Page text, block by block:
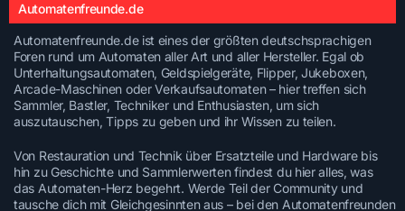
Automatenfreunde.de
Automatenfreunde.de ist eines der größten deutschsprachigen
Foren rund um Automaten aller Art und aller Hersteller. Egal ob
Unterhaltungsautomaten, Geldspielgeräte, Flipper, Jukeboxen,
Arcade-Maschinen oder Verkaufsautomaten – hier treffen sich
Sammler, Bastler, Techniker und Enthusiasten, um sich
auszutauschen, Tipps zu geben und ihr Wissen zu teilen.
Von Restauration und Technik über Ersatzteile und Hardware bis
hin zu Geschichte und Sammlerwerten findest du hier alles, was
das Automaten-Herz begehrt. Werde Teil der Community und
tausche dich mit Gleichgesinnten aus – bei den Automatenfreunden